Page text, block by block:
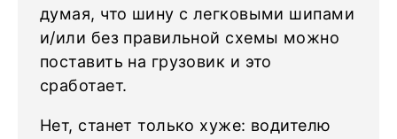
думая, что шину с легковыми шипами
и/или без правильной схемы можно
поставить на грузовик и это
сработает.
Нет, станет только хуже: водителю